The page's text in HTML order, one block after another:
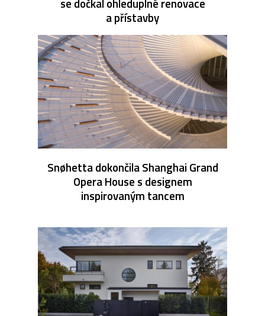
se dočkal ohleduplné renovace
a přístavby
Snøhetta dokončila Shanghai Grand
Opera House s designem
inspirovaným tancem